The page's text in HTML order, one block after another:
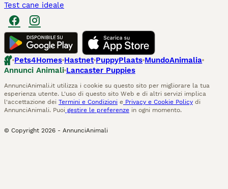
Test cane ideale
Pets4Homes Hastnet PuppyPlaats MundoAnimalia
Annunci Animali Lancaster Puppies
AnnunciAnimali.it utilizza i cookie su questo sito per migliorare la tua
esperienza utente. L'uso di questo sito Web e di altri servizi implica
l'accettazione dei Termini e Condizioni e Privacy e Cookie Policy di
AnnunciAnimali. Puoi gestire le preferenze in ogni momento.
© Copyright 2026 - AnnunciAnimali